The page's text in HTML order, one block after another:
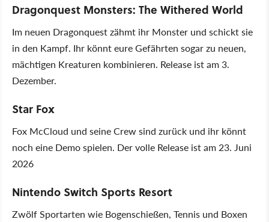
Dragonquest Monsters: The Withered World
Im neuen Dragonquest zähmt ihr Monster und schickt sie
in den Kampf. Ihr könnt eure Gefährten sogar zu neuen,
mächtigen Kreaturen kombinieren. Release ist am 3.
Dezember.
Star Fox
Fox McCloud und seine Crew sind zurück und ihr könnt
noch eine Demo spielen. Der volle Release ist am 23. Juni
2026
Nintendo Switch Sports Resort
Zwölf Sportarten wie Bogenschießen, Tennis und Boxen